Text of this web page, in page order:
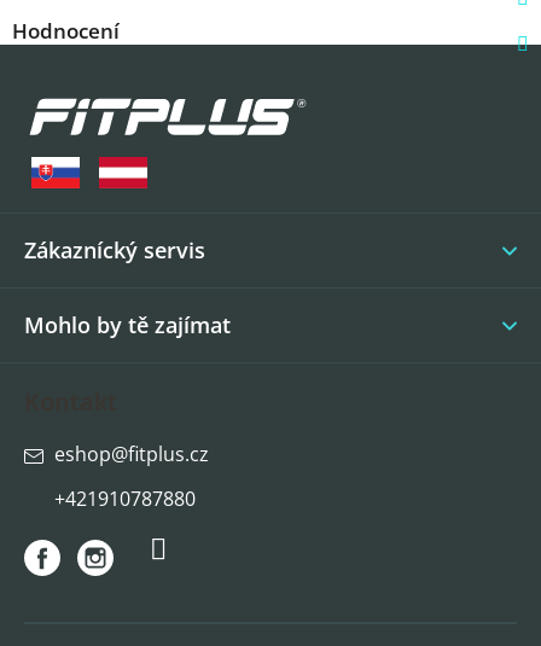
Hodnocení
Zákaznícký servis
Mohlo by tě zajímat
eshop@fitplus.cz
+421910787880